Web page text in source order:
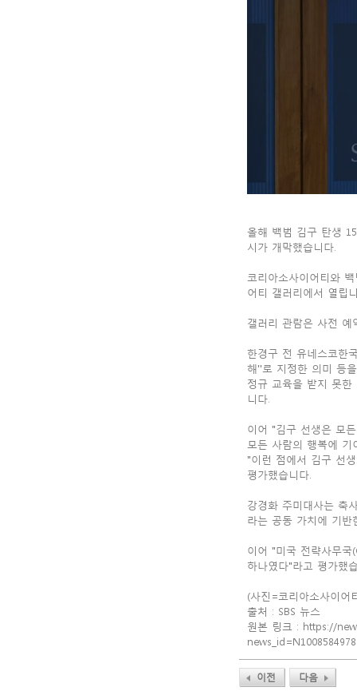
올해 백범 김구 탄생
시가 개막했습니다.
코리아소사이어티와
어티 갤러리에서 열립
갤러리 관람은 사전 예
한경구 전 유네스코한
해''로 지정한 의미 등
정규 교육을 받지 못한
니다.
이어 "김구 선생은 모
모든 사람의 행복에 기
"이런 점에서 김구 선
평가했습니다.
강경화 주미대사는 축
라는 공동 가치에 기반
이어 "미국 전략사무
하나였다"라고 평가했
(사진=코리아소사이어
출처 : SBS 뉴스
원본 링크 : https://
이전 다음